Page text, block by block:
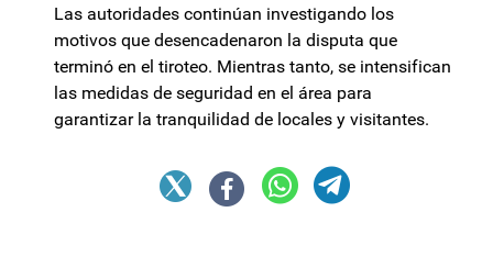
Las autoridades continúan investigando los
motivos que desencadenaron la disputa que
terminó en el tiroteo. Mientras tanto, se intensifican
las medidas de seguridad en el área para
garantizar la tranquilidad de locales y visitantes.